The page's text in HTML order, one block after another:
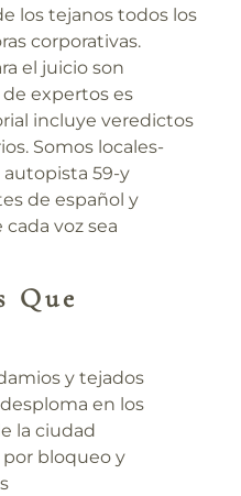
los tejanos todos los
corporativas.
el juicio son
expertos es
incluye veredictos
Somos locales-
autopista 59-y
de español y
voz sea
Que
y tejados
en los
la ciudad
bloqueo y